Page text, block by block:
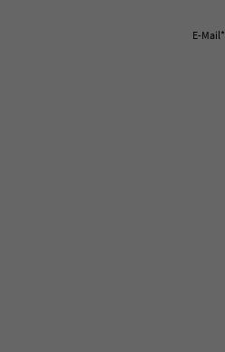
E-Mail*